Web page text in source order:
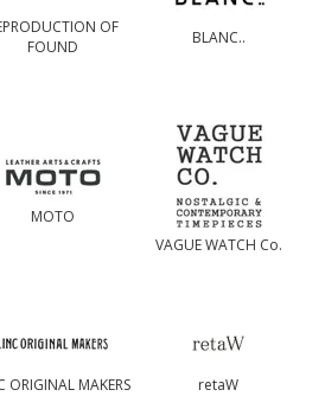
OF
FOUND
BLANC..
MOTO
VAGUE WATCH Co.
ORIGINAL MAKERS retaW